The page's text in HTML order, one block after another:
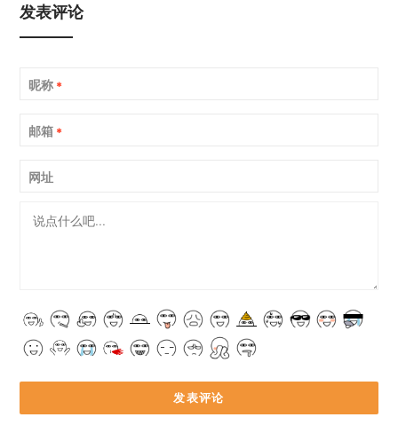
发表评论
昵称 *
邮箱 *
网址